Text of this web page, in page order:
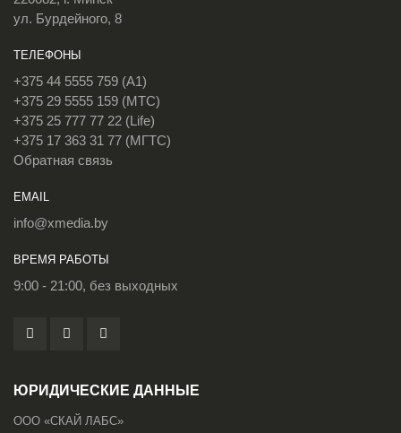
ул. Бурдейного, 8
ТЕЛЕФОНЫ
+375 44 5555 759 (A1)
+375 29 5555 159 (МТС)
+375 25 777 77 22 (Life)
+375 17 363 31 77 (МГТС)
Обратная связь
EMAIL
info@xmedia.by
ВРЕМЯ РАБОТЫ
9:00 - 21:00, без выходных
ЮРИДИЧЕСКИЕ ДАННЫЕ
ООО «СКАЙ ЛАБС»